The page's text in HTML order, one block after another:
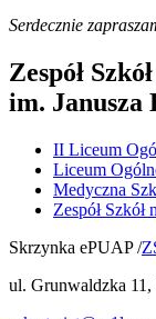
Serdecznie
Zespół
im. Janusza
II Liceum
Liceum
Medyczna
Zespół Szkół
Skrzynka ePUAP /
ul. Grunwaldzka